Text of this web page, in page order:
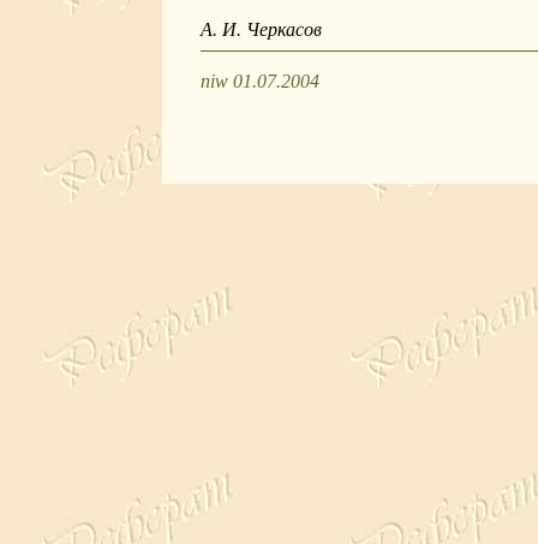
А. И. Черкасов
niw 01.07.2004